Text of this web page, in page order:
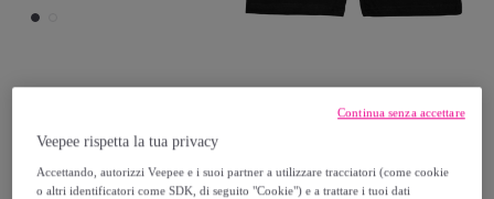
Completo Corto Ragazzo KAPPA Cotone 8
/ 16 Anni - Art.110
Veepee rispetta la tua privacy
Accettando, autorizzi Veepee e i suoi partner a utilizzare tracciatori (come cookie
o altri identificatori come SDK, di seguito "Cookie") e a trattare i tuoi dati
Continua senza accettare